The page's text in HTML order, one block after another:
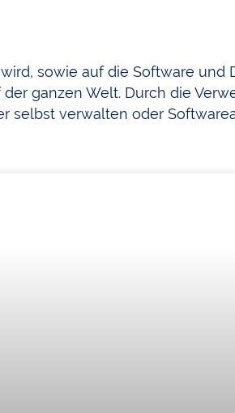
sowie auf die Software und
ganzen Welt. Durch die
selbst verwalten oder